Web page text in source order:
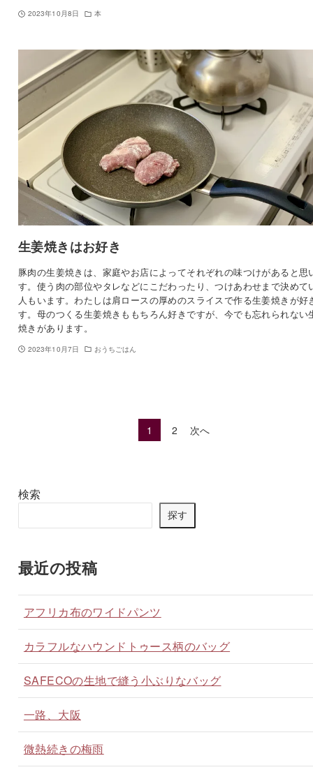
2023年10月8日 本
生姜焼きはお好き
豚肉の生姜焼きは、家庭やお店によってそれぞれの味つけがあると思
す。使う肉の部位やタレなどにこだわったり、つけあわせまで決めて
人もいます。わたしは肩ロースの厚めのスライスで作る生姜焼きが好
す。母のつくる生姜焼きももちろん好きですが、今でも忘れられない
焼きがあります。
2023年10月7日 おうちごはん
1 2 次へ
検索
探す
最近の投稿
アフリカ布のワイドパンツ
カラフルなハウンドトゥース柄のバッグ
SAFECOの生地で縫う小ぶりなバッグ
一路、大阪
微熱続きの梅雨